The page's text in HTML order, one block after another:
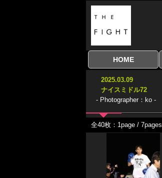
HOME
全興行を表示
ナイスミドル
アマチュアキック
協議会
全日本学生キック
建武館キッズ大会
Bigbang
おやじファイト
2025.03.09
ナイスミドル72
- Photographer：ko -
全40枚：1page / 7pages